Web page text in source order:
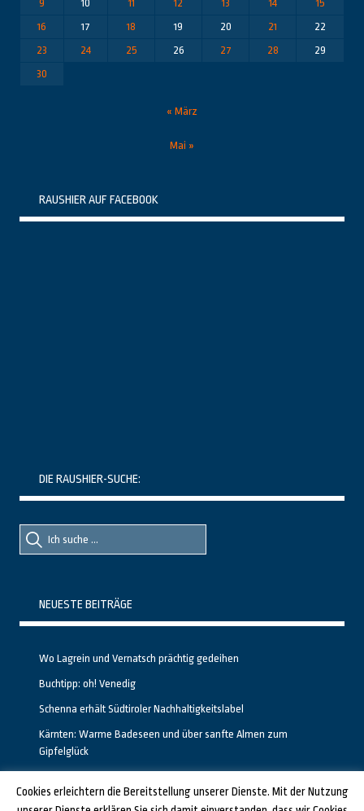
9
10 11 12 13 14
15
16
17 18 19 20 21
22
23
24 25 26 27 28
29
30
« März
Mai »
RAUSHIER AUF FACEBOOK
DIE RAUSHIER-SUCHE:
Suche
nach::
Suche
nach:
NEUESTE BEITRÄGE
Wo Lagrein und Vernatsch prächtig gedeihen
Buchtipp: oh! Venedig
Schenna erhält Südtiroler Nachhaltigkeitslabel
Kärnten: Warme Badeseen und über sanfte Almen zum
Gipfelglück
Cookies erleichtern die Bereitstellung unserer Dienste. Mit der Nutzung